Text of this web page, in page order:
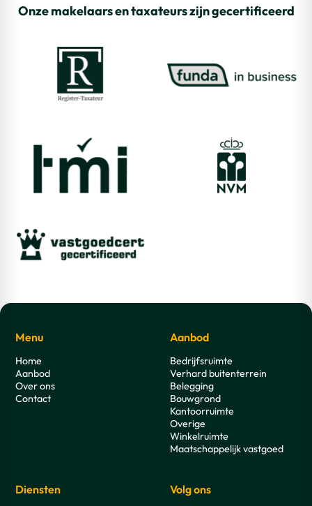
Onze makelaars en taxateurs zijn gecertificeerd
Menu
Home
Aanbod
Over ons
Contact
Aanbod
Bedrijfsruimte
Verhard buitenterrein
Belegging
Bouwgrond
Kantoorruimte
Overige
Winkelruimte
Maatschappelijk vastgoed
Diensten Volg ons